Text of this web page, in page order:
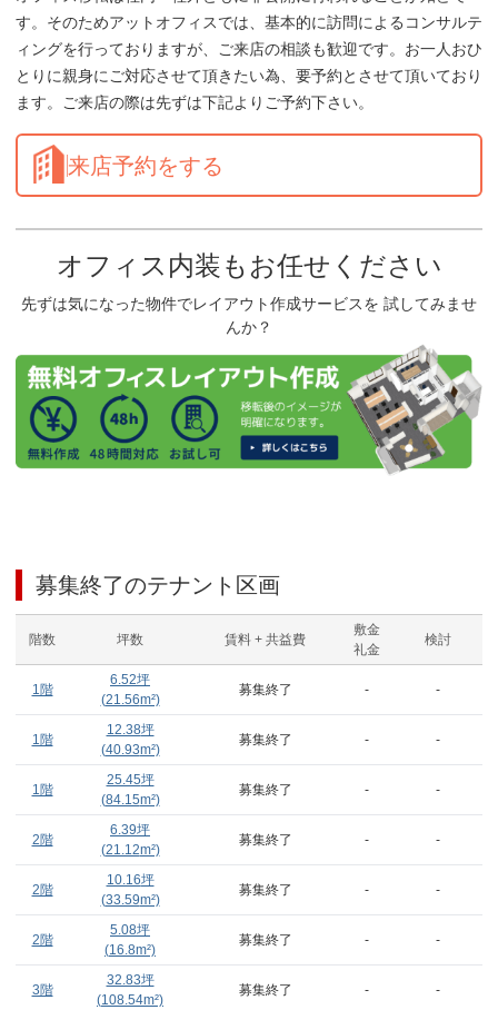
す。そのためアットオフィスでは、基本的に訪問によるコンサルテ
ィングを行っておりますが、ご来店の相談も歓迎です。お一人おひ
とりに親身にご対応させて頂きたい為、要予約とさせて頂いており
ます。ご来店の際は先ずは下記よりご予約下さい。
来店予約をする
オフィス内装もお任せください
先ずは気になった物件でレイアウト作成サービスを 試してみませ
んか？
募集終了のテナント区画
階数 坪数 賃料 + 共益費
敷金
礼金
検討
1階
6.52坪
(21.56m²)
募集終了 - -
1階
12.38坪
(40.93m²)
募集終了 - -
1階
25.45坪
(84.15m²)
募集終了 - -
2階
6.39坪
(21.12m²)
募集終了 - -
2階
10.16坪
(33.59m²)
募集終了 - -
2階
5.08坪
(16.8m²)
募集終了 - -
3階
32.83坪
(108.54m²)
募集終了 - -